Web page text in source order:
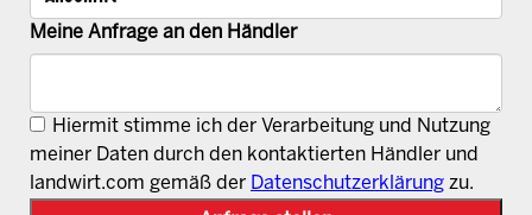
Meine Anfrage an den Händler
Hiermit stimme ich der Verarbeitung und Nutzung
meiner Daten durch den kontaktierten Händler und
landwirt.com gemäß der Datenschutzerklärung zu.